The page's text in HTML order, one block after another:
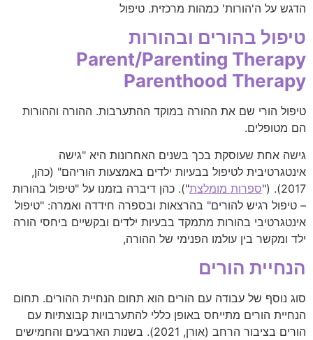
הדגש על ה'הורות' כמהות מרכזית. טיפול
טיפול בהורים ובהורות
Parent/Parenting Therapy
Parenthood Therapy
טיפול הורי שם את ההורה במוקד ההתערבות. ההורה וההורות
הם מטופלים.
גישה אחת שעוסקת בכך בשנים האחרונות היא "גישה
אינטגרטיבית לטיפול בבעיות ילדים באמצעות הוריהם" (כהן,
2017). ("
ספרות מומלצת"). כהן דיברה בזמנו על "טיפול בהורות
– טיפול רגיש להורים" בהרצאות ובספרה חידדה ואמרה: "טיפול
אינטגרטיבי בהורות מתמקד בבעיות ילדים ובקשיים ביחסי הורה
ילד ומקשר בין עולמו הפנימי של ההורה,
הנחיית הורים
סוג נוסף של עבודה עם הורים הוא תחום הנחיית ההורים. תחום
הנחיית הורים מתייחס באופן כללי להתערבויות קבוצתיות עם
הורים בציבור הרחב (אורן, 2021). בשנות הארבעים והחמישים